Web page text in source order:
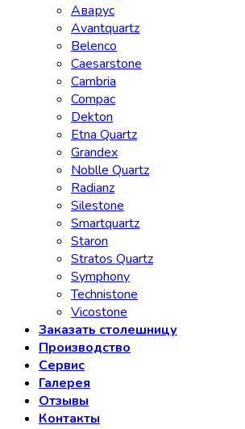
Аварус
Avantquartz
Belenco
Caesarstone
Cambria
Compac
Dekton
Etna Quartz
Grandex
Noblle Quartz
Radianz
Silestone
Smartquartz
Staron
Stratos Quartz
Symphony
Technistone
Vicostone
Заказать столешницу
Производство
Сервис
Галерея
Отзывы
Контакты